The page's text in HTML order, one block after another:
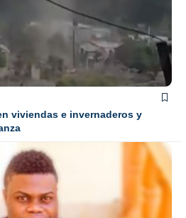
viviendas e invernaderos y